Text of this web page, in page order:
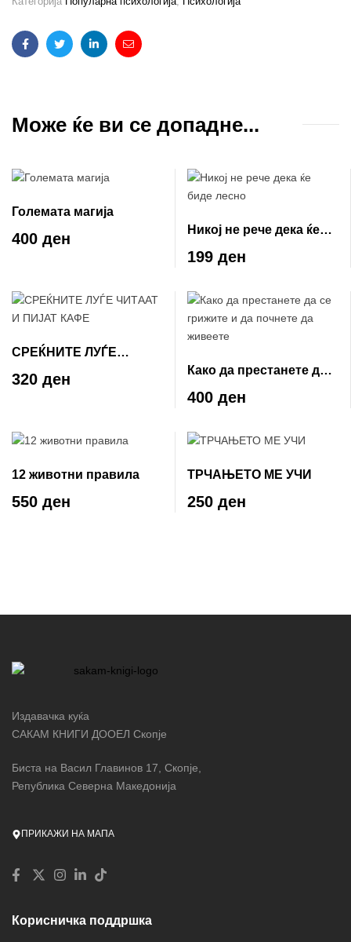
FacebookTwitterLinkedinEmail
Може ќе ви се допадне...
Големата магија
400 ден
Никој не рече дека ќе
биде лесно
199 ден
СРЕЌНИТЕ ЛУЃЕ
ЧИТААТ И ПИЈАТ КАФЕ
320 ден
Како да престанете да
се грижите и да почнете
да живеете
400 ден
12 животни правила
550 ден
ТРЧАЊЕТО МЕ УЧИ
250 ден
Издавачка куќа
САКАМ КНИГИ ДООЕЛ Скопје
Биста на Васил Главинов 17, Скопје,
Република Северна Македонија
ПРИКАЖИ НА МАПА
Корисничка поддршка